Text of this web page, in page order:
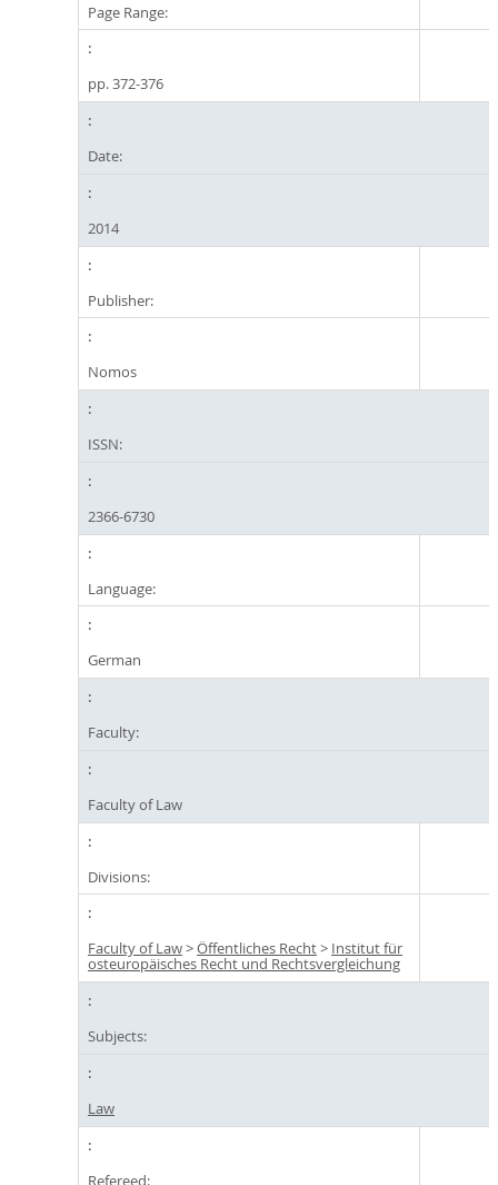
Page Range:
pp. 372-376
Date:
2014
Publisher:
Nomos
ISSN:
2366-6730
Language:
German
Faculty:
Faculty of Law
Divisions:
Faculty of Law>Öffentliches Recht> Institut für
osteuropäisches Recht und Rechtsvergleichung
Subjects:
Law
Refereed: